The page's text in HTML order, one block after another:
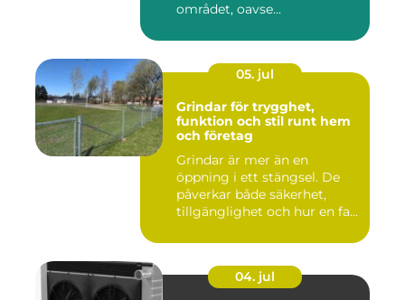
området, oavse...
05. jul
Grindar för trygghet,
funktion och stil runt hem
och företag
Grindar är mer än en
öppning i ett stängsel. De
påverkar både säkerhet,
tillgänglighet och hur en fa...
04. jul